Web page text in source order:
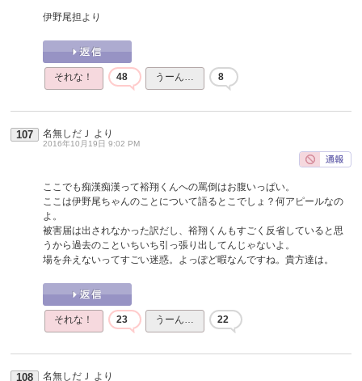
伊野尾担より
それな！ 48 うーん… 8
107 名無しだＪ より
2016年10月19日 9:02 PM
ここでも痴漢痴漢って裕翔くんへの罵倒はお腹いっぱい。
ここは伊野尾ちゃんのことについて語るとこでしょ？何アピールなの
よ。
被害届は出されなかった訳だし、裕翔くんもすごく反省していると思
うから過去のこといちいち引っ張り出してんじゃないよ。
場を弁えないってすごい迷惑。よっぽど暇なんですね。貴方達は。
それな！ 23 うーん… 22
108 名無しだＪ より